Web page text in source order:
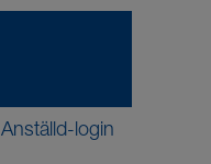
Anställd-login